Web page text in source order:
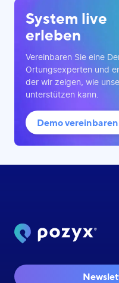
System live
erleben
Vereinbaren Sie eine
Ortungsexperten und
der wir zeigen, wie
unterstützen kann.
Demo vereinbaren